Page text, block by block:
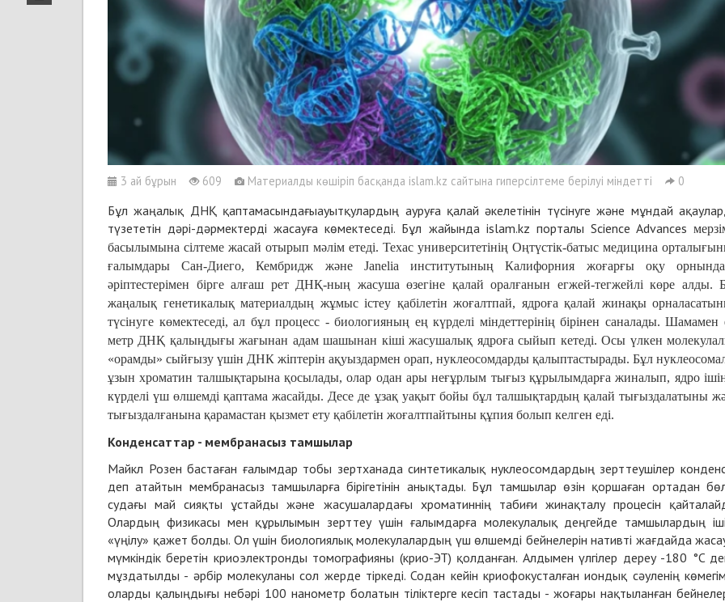
3 ай бұрын 609 Материалды көшіріп басқанда islam.kz сайтына гиперсілтеме берілуі міндетті 0
Бұл жаңалық ДНҚ қаптамасындағыауытқулардың ауруға қалай әкелетінін түсінуге және мұндай
түзететін дәрі-дәрмектерді жасауға көмектеседі. Бұл жайында islam.kz порталы Science Advances
басылымына сілтеме жасай отырып мәлім етеді. Техас университетінің Оңтүстік-батыс медицина
ғалымдары Сан-Диего, Кембридж және Janelia институтының Калифорния жоғарғы оқу
әріптестерімен бірге алғаш рет ДНҚ-ның жасуша өзегіне қалай оралғанын егжей-тегжейлі көре алды.
жаңалық генетикалық материалдың жұмыс істеу қабілетін жоғалтпай, ядроға қалай жинақы
түсінуге көмектеседі, ал бұл процесс - биологияның ең күрделі міндеттерінің бірінен саналады. Шамамен
метр ДНҚ қалыңдығы жағынан адам шашынан кіші жасушалық ядроға сыйып кетеді. Осы үлкен
«орамды» сыйғызу үшін ДНК жіптерін ақуыздармен орап, нуклеосомдарды қалыптастырады. Бұл
ұзын хроматин талшықтарына қосылады, олар одан ары неғұрлым тығыз құрылымдарға жиналып, ядро
күрделі үш өлшемді қаптама жасайды. Десе де ұзақ уақыт бойы бұл талшықтардың қалай тығыздалатыны
тығыздалғанына қарамастан қызмет ету қабілетін жоғалтпайтыны құпия болып келген еді.
Конденсаттар - мембранасыз тамшылар
Майкл Розен бастаған ғалымдар тобы зертханада синтетикалық нуклеосомдардың зерттеушілер
деп атайтын мембранасыз тамшыларға бірігетінін анықтады. Бұл тамшылар өзін қоршаған ортадан
судағы май сияқты ұстайды және жасушалардағы хроматиннің табиғи жинақталу процесін
Олардың физикасы мен құрылымын зерттеу үшін ғалымдарға молекулалық деңгейде тамшылардың
«үңілу» қажет болды. Ол үшін биологиялық молекулалардың үш өлшемді бейнелерін нативті жағдайда
мүмкіндік беретін криоэлектронды томографияны (крио-ЭТ) қолданған. Алдымен үлгілер дереу -180 °C
мұздатылды - әрбір молекуланы сол жерде тіркеді. Содан кейін криофокусталған иондық сәуленің
оларды қалыңдығы небәрі 100 нанометр болатын тіліктерге кесіп тастады - жоғары нақтыланған